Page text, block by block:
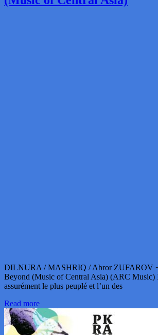
DILNURA / MASHRIQ / Abror ZUFAROV −
Beyond (Music of Central Asia) (ARC Music)
assurément le plus peuplé et l’un des
Read more